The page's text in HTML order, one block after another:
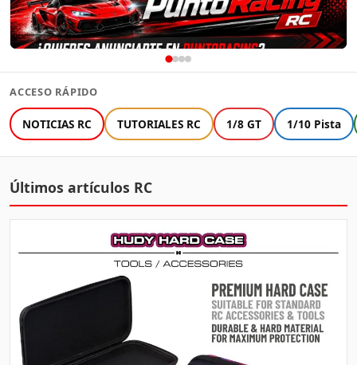
ACCESO RÁPIDO
NOTICIAS RC TUTORIALES RC 1/8 GT 1/10 Pista
Últimos artículos RC